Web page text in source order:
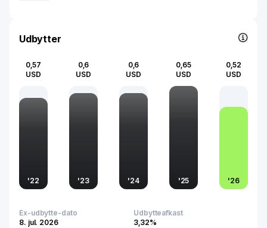
Udbytter
0,57
USD
'22
0,6
USD
'23
0,6
USD
'24
0,65
USD
'25
0,52
USD
'26
Ex-udbytte-dato
8. jul. 2026
Udbytteafkast
3,32%